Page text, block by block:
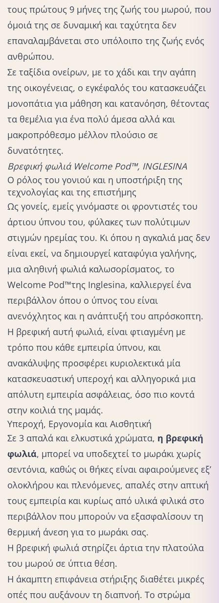
τους πρώτους 9 μήνες της ζωής του μωρού, που
όμοιά της σε δυναμική και ταχύτητα δεν
επαναλαμβάνεται στο υπόλοιπο της ζωής ενός
ανθρώπου.
Σε ταξίδια ονείρων, με το χάδι και την αγάπη
της οικογένειας, ο εγκέφαλός του κατασκευάζει
μονοπάτια για μάθηση και κατανόηση, θέτοντας
τα θεμέλια για ένα πολύ άμεσα αλλά και
μακροπρόθεσμο μέλλον πλούσιο σε
δυνατότητες.
Bρεφική φωλιά Welcome Pod™, INGLESINA
Ο ρόλος του γονιού και η υποστήριξη της
τεχνολογίας και της επιστήμης
Ως γονείς, εμείς γινόμαστε οι φροντιστές του
άρτιου ύπνου του, φύλακες των πολύτιμων
στιγμών ηρεμίας του. Κι όπου η αγκαλιά μας δεν
είναι εκεί, να δημιουργεί καταφύγια γαλήνης,
μια αληθινή φωλιά καλωσορίσματος, το
Welcome Pod™της Inglesina, καλλιεργεί ένα
περιβάλλον όπου ο ύπνος του είναι
ανενόχλητος και η ανάπτυξή του απρόσκοπτη.
Η βρεφική αυτή φωλιά, είναι φτιαγμένη με
τρόπο που κάθε εμπειρία ύπνου, και
ανακάλυψης προσφέρει κυριολεκτικά μία
κατασκευαστική υπεροχή και αλληγορικά μια
απόλυτη εμπειρία ασφάλειας, όσο πιο κοντά
στην κοιλιά της μαμάς.
Υπεροχή, Εργονομία και Αισθητική
Σε 3 απαλά και ελκυστικά χρώματα, η βρεφική
φωλιά, μπορεί να υποδεχτεί το μωράκι χωρίς
σεντόνια, καθώς οι θήκες είναι αφαιρούμενες εξ’
ολοκλήρου και πλενόμενες, απαλές στην απτική
τους εμπειρία και κυρίως από υλικά φιλικά στο
περιβάλλον που μπορούν να εξασφαλίσουν τη
θερμική άνεση για το μωράκι σας.
Η βρεφική φωλιά στηρίζει άρτια την πλατούλα
του μωρού σε ύπτια θέση.
Η άκαμπτη επιφάνεια στήριξης διαθέτει μικρές
οπές που αυξάνουν τη διαπνοή. Το στρώμα